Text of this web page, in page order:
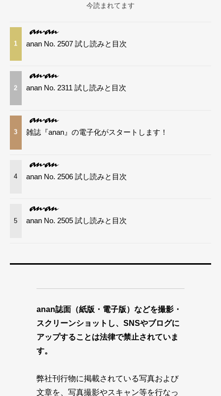
今読まれてます
1 anan No. 2507 試し読みと目次
2 anan No. 2311 試し読みと目次
3 雑誌『anan』の電子化がスタートします！
4 anan No. 2506 試し読みと目次
5 anan No. 2505 試し読みと目次
anan誌面（紙版・電子版）などを撮影・
スクリーンショットし、SNSやブログに
アップすることは法律で禁止されていま
す。
弊社刊行物に掲載されている写真および
文章を、写真撮影やスキャン等を行なっ